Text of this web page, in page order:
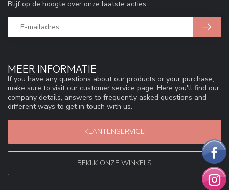
MEER INFORMATIE
If you have any questions about our products or your purchase,
make sure to visit our customer service page. Here you'll find our
company details, answers to frequently asked questions and
different ways to get in touch with us.
KLANTENSERVICE
BEKIJK ONZE WINKELS
Blijf op de hoogte over onze laatste acties